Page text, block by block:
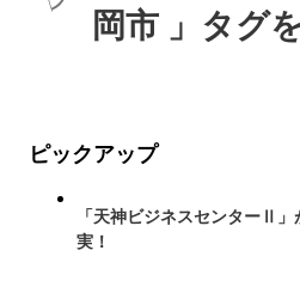
岡市 」タグ
ピックアップ
「天神ビジネスセンターⅡ
実！